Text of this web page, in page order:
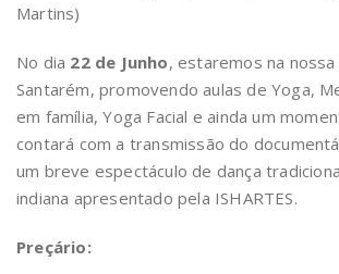
Martins)
No dia 22 de Junho, estaremos na
Santarém, promovendo aulas de Yoga,
em família, Yoga Facial e ainda um
contará com a transmissão do
um breve espectáculo de dança
indiana apresentado pela ISHARTES.
Preçário: